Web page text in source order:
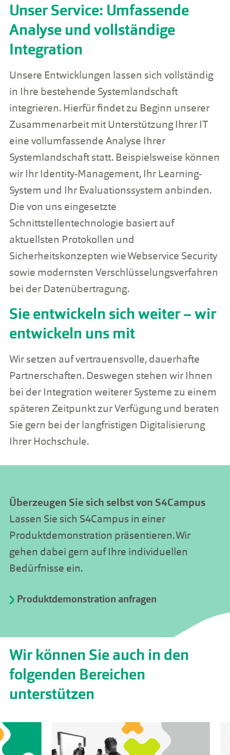
Unser Service: Umfassende
Analyse und vollständige
Integration
Unsere Entwicklungen lassen sich vollständig
in Ihre bestehende Systemlandschaft
integrieren. Hierfür findet zu Beginn unserer
Zusammenarbeit mit Unterstützung Ihrer IT
eine vollumfassende Analyse Ihrer
Systemlandschaft statt. Beispielsweise können
wir Ihr Identity-Management, Ihr Learning-
System und Ihr Evaluationssystem anbinden.
Die von uns eingesetzte
Schnittstellentechnologie basiert auf
aktuellsten Protokollen und
Sicherheitskonzepten wie Webservice Security
sowie modernsten Verschlüsselungsverfahren
bei der Datenübertragung.
Sie entwickeln sich weiter – wir
entwickeln uns mit
Wir setzen auf vertrauensvolle, dauerhafte
Partnerschaften. Deswegen stehen wir Ihnen
bei der Integration weiterer Systeme zu einem
späteren Zeitpunkt zur Verfügung und beraten
Sie gern bei der langfristigen Digitalisierung
Ihrer Hochschule.
Überzeugen Sie sich selbst von S4Campus
Lassen Sie sich S4Campus in einer
Produktdemonstration präsentieren. Wir
gehen dabei gern auf Ihre individuellen
Bedürfnisse ein.
Produktdemonstration anfragen
Wir können Sie auch in den
folgenden Bereichen
unterstützen